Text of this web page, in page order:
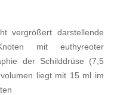
vergrößert darstellende
mit euthyreoter
der Schilddrüse (7,5
liegt mit 15 ml im